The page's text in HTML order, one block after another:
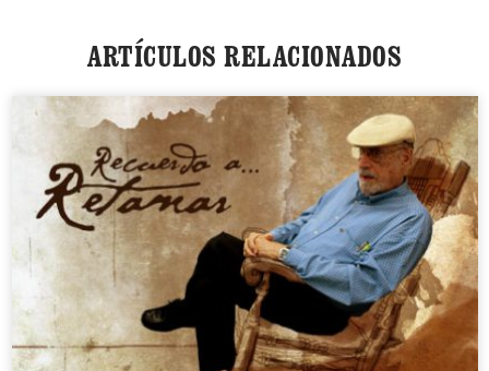
ARTÍCULOS RELACIONADOS